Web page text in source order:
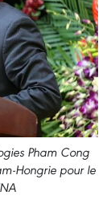
Pham Cong
Hongrie pour le